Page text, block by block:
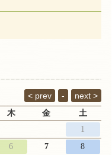
木 金
土
1
6 7
8